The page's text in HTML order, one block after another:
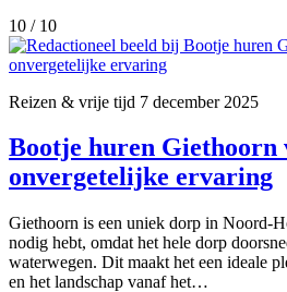
10 / 10
Reizen & vrije tijd 7 december 2025
Bootje huren Giethoorn
onvergetelijke ervaring
Giethoorn is een uniek dorp in Noord-
nodig hebt, omdat het hele dorp
waterwegen. Dit maakt het een ideale
en het landschap vanaf het…